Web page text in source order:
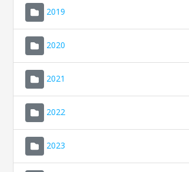
2019
2020
2021
2022
2023